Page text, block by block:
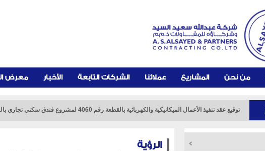
من نحن المشاريع عملائنا الشركات التابعة الأخبار معرض
توقيع عقد تنفيذ الأعمال الميكانيكية والكهربائية بالقطعة رقم 4060 لمشروع فندق سكني تجاري بالمدينة المنورة
انشاء مبانى قاعات دراسية ومعامل اضافية عاجلة للطالبات محافظة (وادى الدواسر )-
03/09/2019
الرؤية